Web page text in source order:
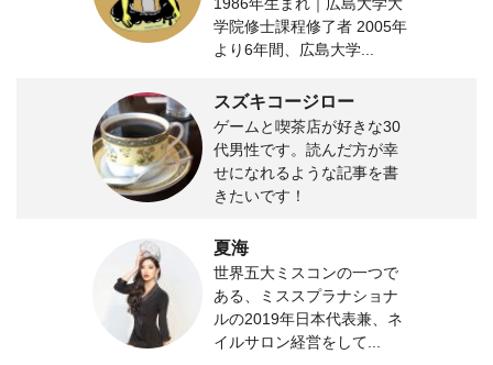
学院修士課程修了者 2005年
より6年間、広島大学...
スズキコージロー
ゲームと喫茶店が好きな30
代男性です。読んだ方が幸
せになれるような記事を書
きたいです！
夏海
世界五大ミスコンの一つで
ある、ミススプラナショナ
ルの2019年日本代表兼、ネ
イルサロン経営をして...